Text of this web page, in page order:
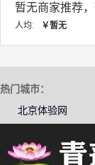
暂无商家推荐，
人均: ￥暂无
热门城市：
北京体验网